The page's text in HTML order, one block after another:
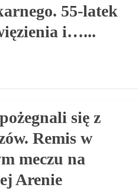
55-latek
i…...
się z
Remis w
meczu na
Arenie